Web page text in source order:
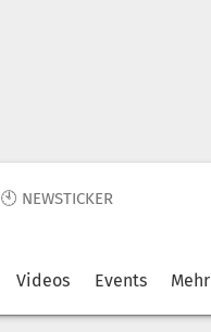
🕙 NEWSTICKER
Videos Events Mehr